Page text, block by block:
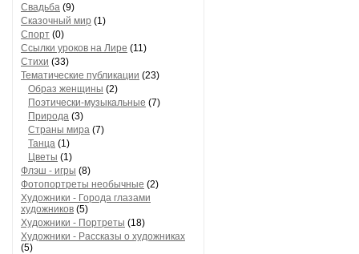
Свадьба (9)
Сказочный мир (1)
Спорт (0)
Ссылки уроков на Лире (11)
Стихи (33)
Тематические публикации (23)
Образ женщины (2)
Поэтически-музыкальные (7)
Природа (3)
Страны мира (7)
Танца (1)
Цветы (1)
Флэш - игры (8)
Фотопортреты необычные (2)
Художники - Города глазами
художников (5)
Художники - Портреты (18)
Художники - Рассказы о художниках
(5)